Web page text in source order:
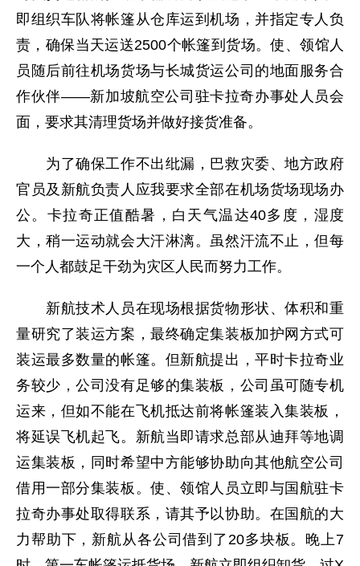
即组织车队将帐篷从仓库运到机场，并指定专人负
责，确保当天运送2500个帐篷到货场。使、领馆人
员随后前往机场货场与长城货运公司的地面服务合
作伙伴——新加坡航空公司驻卡拉奇办事处人员会
面，要求其清理货场并做好接货准备。
为了确保工作不出纰漏，巴救灾委、地方政府
官员及新航负责人应我要求全部在机场货场现场办
公。卡拉奇正值酷暑，白天气温达40多度，湿度
大，稍一运动就会大汗淋漓。虽然汗流不止，但每
一个人都鼓足干劲为灾区人民而努力工作。
新航技术人员在现场根据货物形状、体积和重
量研究了装运方案，最终确定集装板加护网方式可
装运最多数量的帐篷。但新航提出，平时卡拉奇业
务较少，公司没有足够的集装板，公司虽可随专机
运来，但如不能在飞机抵达前将帐篷装入集装板，
将延误飞机起飞。新航当即请求总部从迪拜等地调
运集装板，同时希望中方能够协助向其他航空公司
借用一部分集装板。使、领馆人员立即与国航驻卡
拉奇办事处取得联系，请其予以协助。在国航的大
力帮助下，新航从各公司借到了20多块板。晚上7